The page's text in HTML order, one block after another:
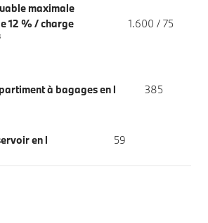
maximale
12 % / charge
1.600 / 75
à bagages en l 385
en l 59